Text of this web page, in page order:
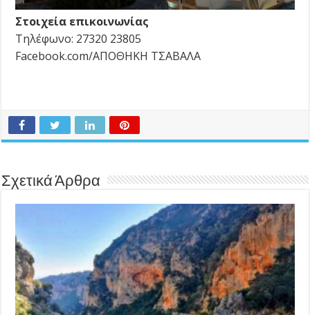
Στοιχεία επικοινωνίας
Τηλέφωνο: 27320 23805
Facebook.com/ΑΠΟΘΗΚΗ ΤΣΑΒΑΛΑ
Σχετικά Άρθρα